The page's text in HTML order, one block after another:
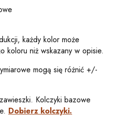
każdy kolor może
koloru niż wskazany w opisie.
mogą się różnić +/-
Kolczyki bazowe
Dobierz kolczyki.